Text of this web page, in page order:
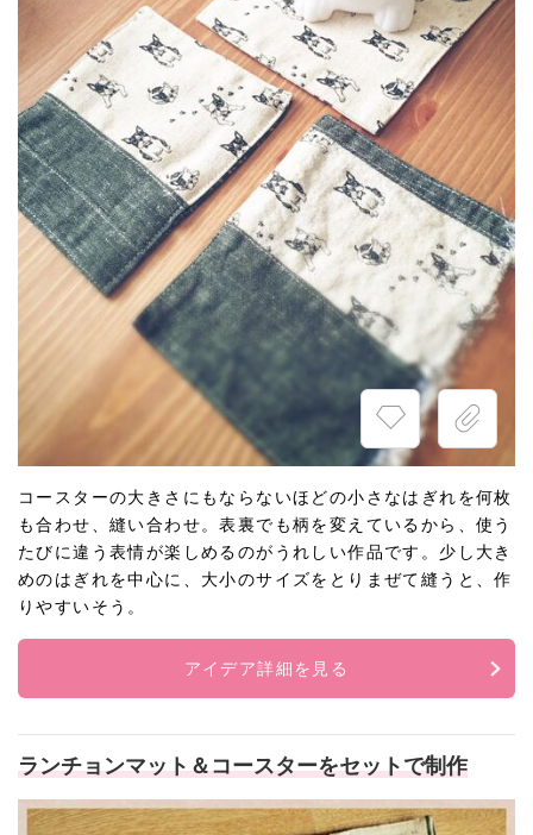
コースターの大きさにもならないほどの小さなはぎれを何枚
も合わせ、縫い合わせ。表裏でも柄を変えているから、使う
たびに違う表情が楽しめるのがうれしい作品です。少し大き
めのはぎれを中心に、大小のサイズをとりまぜて縫うと、作
りやすいそう。
アイデア詳細を見る
ランチョンマット＆コースターをセットで制作